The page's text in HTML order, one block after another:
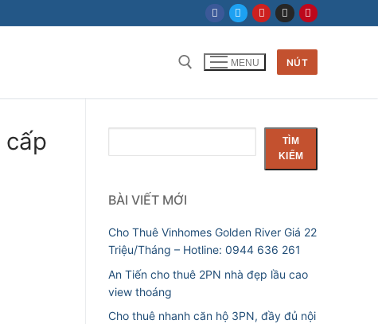
MENU NÚT
cấp
kiếm
TÌM
KIẾM
BÀI VIẾT MỚI
Cho Thuê Vinhomes Golden River Giá 22
Triệu/Tháng – Hotline: 0944 636 261
An Tiến cho thuê 2PN nhà đẹp lầu cao
view thoáng
Cho thuê nhanh căn hộ 3PN, đầy đủ nội